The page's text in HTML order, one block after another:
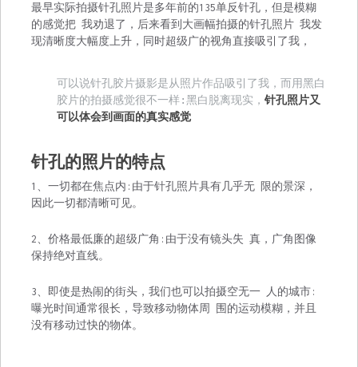
最早实际拍摄针孔照片是多年前的135单反针孔，但是模糊
的感觉把 我劝退了，后来看到大画幅拍摄的针孔照片 我发
现清晰度大幅度上升，同时超级广的视⻆直接吸引了我，
可以说针孔胶片摄影是从照片作品吸引了我，而用黑白
胶片的拍摄感觉很不一样:黑白脱离现实， 针孔照片又
可以体会到画面的真实感觉
针孔的照片的特点
1、一切都在焦点内:由于针孔照片具有几乎无 限的景深，
因此一切都清晰可⻅。
2、价格最低廉的超级广⻆:由于没有镜头失 真，广⻆图像
保持绝对直线。
3、即使是热闹的街头，我们也可以拍摄空无一 人的城市:
曝光时间通常很⻓，导致移动物体周 围的运动模糊，并且
没有移动过快的物体。